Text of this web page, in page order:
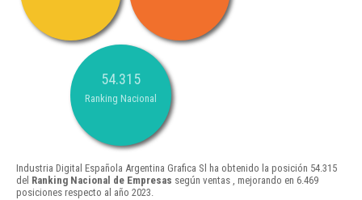
54.315
Ranking Nacional
Industria Digital Española Argentina Grafica Sl ha obtenido la posición 54.315
del Ranking Nacional de Empresas según ventas , mejorando en 6.469
posiciones respecto al año 2023.